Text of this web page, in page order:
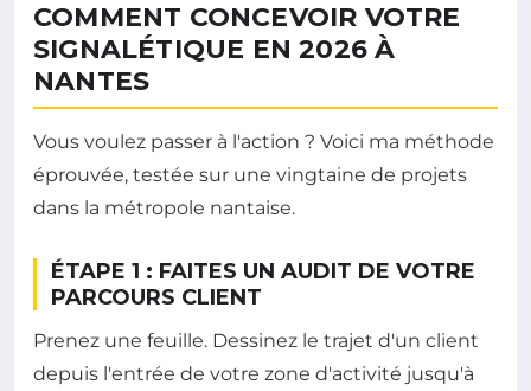
COMMENT CONCEVOIR VOTRE
SIGNALÉTIQUE EN 2026 À
NANTES
Vous voulez passer à l'action ? Voici ma méthode
éprouvée, testée sur une vingtaine de projets
dans la métropole nantaise.
ÉTAPE 1 : FAITES UN AUDIT DE VOTRE
PARCOURS CLIENT
Prenez une feuille. Dessinez le trajet d'un client
depuis l'entrée de votre zone d'activité jusqu'à